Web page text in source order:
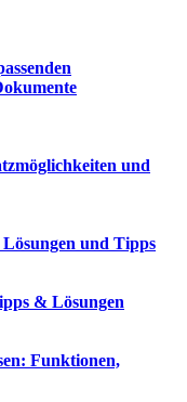
und
und Tipps
& Lösungen
Funktionen,